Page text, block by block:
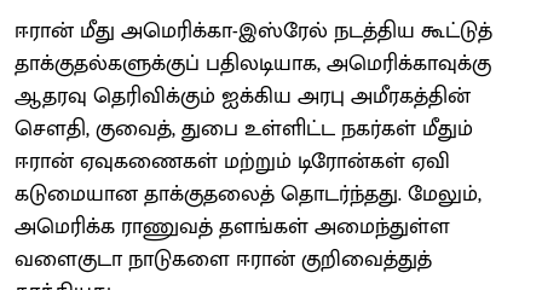
ஈரான் மீது அமெரிக்கா-இஸ்ரேல் நடத்திய கூட்டுத்
தாக்குதல்களுக்குப் பதிலடியாக, அமெரிக்காவுக்கு
ஆதரவு தெரிவிக்கும் ஐக்கிய அரபு அமீரகத்தின்
சௌதி, குவைத், துபை உள்ளிட்ட நகர்கள் மீதும்
ஈரான் ஏவுகணைகள் மற்றும் டிரோன்கள் ஏவி
கடுமையான தாக்குதலைத் தொடர்ந்தது. மேலும்,
அமெரிக்க ராணுவத் தளங்கள் அமைந்துள்ள
வளைகுடா நாடுகளை ஈரான் குறிவைத்துத்